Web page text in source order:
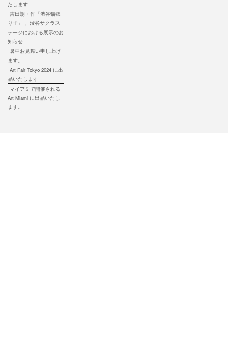
たします
吉田朗・作「渋谷猫張
り子」 、渋谷サクラス
テージにおける展示のお
知らせ
暑中お見舞い申し上げ
ます。
Art Fair Tokyo 2024 に出
品いたします
マイアミで開催される
Art Miami に出品いたし
ます。